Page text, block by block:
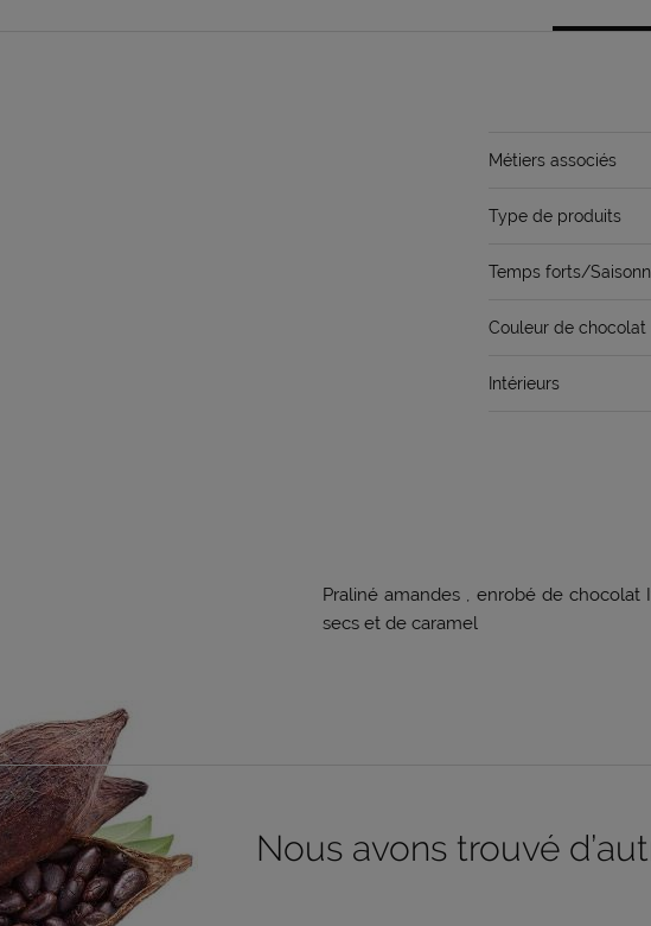
Métiers associés
Type de produits
Temps forts/
Couleur de chocolat
Intérieurs
Praliné amandes , enrobé de
secs et de caramel
Nous avons trouvé